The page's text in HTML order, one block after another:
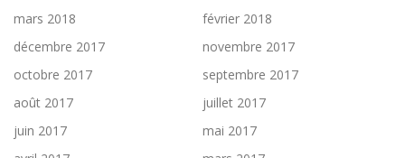
mars 2018
février 2018
décembre 2017
novembre 2017
octobre 2017
septembre 2017
août 2017
juillet 2017
juin 2017
mai 2017